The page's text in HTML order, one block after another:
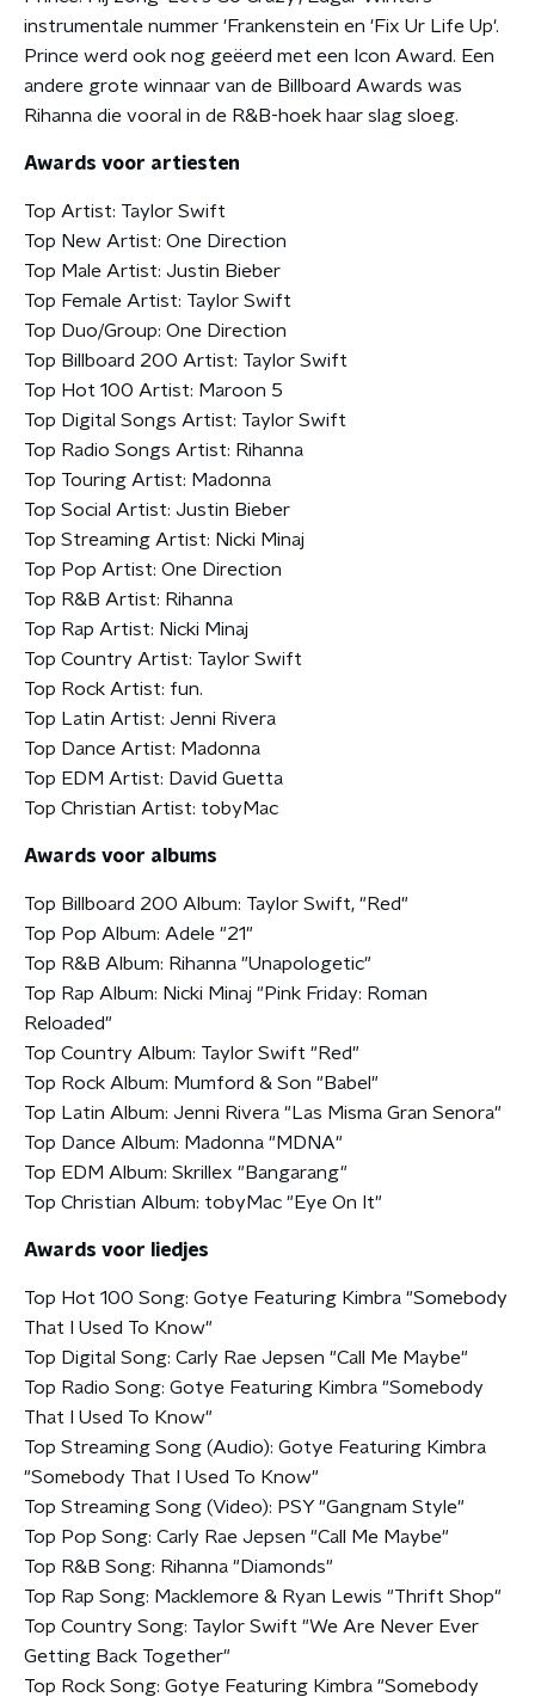
instrumentale nummer 'Frankenstein en 'Fix Ur Life Up'.
Prince werd ook nog geëerd met een Icon Award. Een
andere grote winnaar van de Billboard Awards was
Rihanna die vooral in de R&B-hoek haar slag sloeg.
Awards voor artiesten
Top Artist: Taylor Swift
Top New Artist: One Direction
Top Male Artist: Justin Bieber
Top Female Artist: Taylor Swift
Top Duo/Group: One Direction
Top Billboard 200 Artist: Taylor Swift
Top Hot 100 Artist: Maroon 5
Top Digital Songs Artist: Taylor Swift
Top Radio Songs Artist: Rihanna
Top Touring Artist: Madonna
Top Social Artist: Justin Bieber
Top Streaming Artist: Nicki Minaj
Top Pop Artist: One Direction
Top R&B Artist: Rihanna
Top Rap Artist: Nicki Minaj
Top Country Artist: Taylor Swift
Top Rock Artist: fun.
Top Latin Artist: Jenni Rivera
Top Dance Artist: Madonna
Top EDM Artist: David Guetta
Top Christian Artist: tobyMac
Awards voor albums
Top Billboard 200 Album: Taylor Swift, "Red"
Top Pop Album: Adele "21"
Top R&B Album: Rihanna "Unapologetic"
Top Rap Album: Nicki Minaj "Pink Friday: Roman
Reloaded"
Top Country Album: Taylor Swift "Red"
Top Rock Album: Mumford & Son "Babel"
Top Latin Album: Jenni Rivera "Las Misma Gran Senora"
Top Dance Album: Madonna "MDNA"
Top EDM Album: Skrillex "Bangarang"
Top Christian Album: tobyMac "Eye On It"
Awards voor liedjes
Top Hot 100 Song: Gotye Featuring Kimbra "Somebody
That I Used To Know"
Top Digital Song: Carly Rae Jepsen "Call Me Maybe"
Top Radio Song: Gotye Featuring Kimbra "Somebody
That I Used To Know"
Top Streaming Song (Audio): Gotye Featuring Kimbra
"Somebody That I Used To Know"
Top Streaming Song (Video): PSY "Gangnam Style"
Top Pop Song: Carly Rae Jepsen "Call Me Maybe"
Top R&B Song: Rihanna "Diamonds"
Top Rap Song: Macklemore & Ryan Lewis "Thrift Shop"
Top Country Song: Taylor Swift "We Are Never Ever
Getting Back Together"
Top Rock Song: Gotye Featuring Kimbra "Somebody